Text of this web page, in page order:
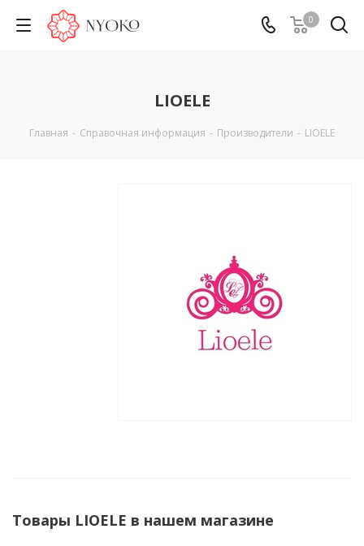
0
LIOELE
Главная - Справочная информация - Производители - LIOELE
Товары LIOELE в нашем магазине